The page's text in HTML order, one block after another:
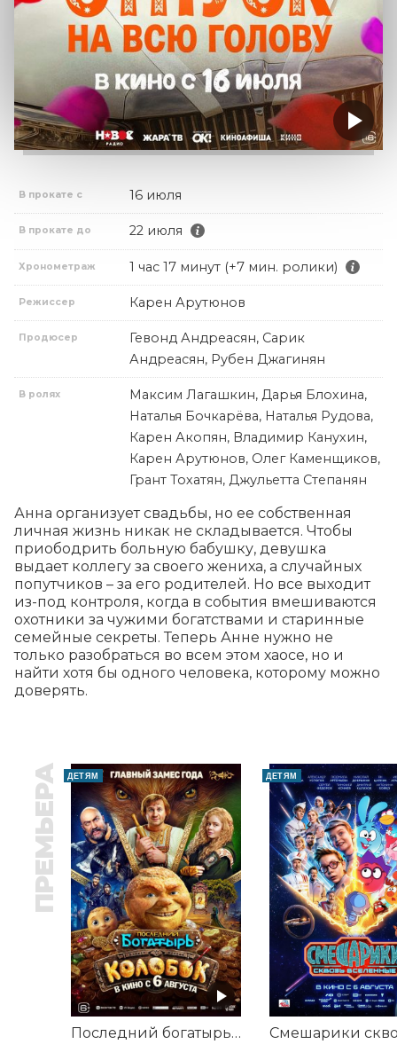
В прокате с 16 июля
В прокате до 22 июля
Хронометраж 1 час 17 минут (+7 мин. ролики)
Режиссер Карен Арутюнов
Продюсер
Гевонд Андреасян, Сарик
Андреасян, Рубен Джагинян
В ролях
Максим Лагашкин, Дарья Блохина,
Наталья Бочкарёва, Наталья Рудова,
Карен Акопян, Владимир Канухин,
Карен Арутюнов, Олег Каменщиков,
Грант Тохатян, Джульетта Степанян
Анна организует свадьбы, но ее собственная
личная жизнь никак не складывается. Чтобы
приободрить больную бабушку, девушка
выдает коллегу за своего жениха, а случайных
попутчиков – за его родителей. Но все выходит
из-под контроля, когда в события вмешиваются
охотники за чужими богатствами и старинные
семейные секреты. Теперь Анне нужно не
только разобраться во всем этом хаосе, но и
найти хотя бы одного человека, которому можно
доверять.
ПРЕМЬЕРА ДЕТЯМ
Последний богатырь. Колобок
ДЕТЯМ